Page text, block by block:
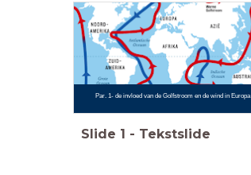
Par. 1- de invloed van de Golfstroom en de wind in Europa
Slide 1 - Tekstslide